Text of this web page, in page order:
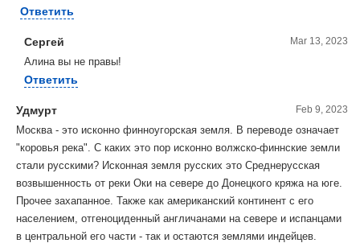
Ответить
Сергей Mar 13, 2023
Алина вы не правы!
Ответить
Удмурт Feb 9, 2023
Москва - это исконно финноугорская земля. В переводе означает
"коровья река". С каких это пор исконно волжско-финнские земли
стали русскими? Исконная земля русских это Среднерусская
возвышенность от реки Оки на севере до Донецкого кряжа на юге.
Прочее захапанное. Также как американский континент с его
населением, отгеноциденный англичанами на севере и испанцами
в центральной его части - так и остаются землями индейцев.